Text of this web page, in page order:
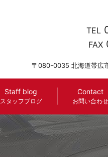
Staff blog
スタッフブログ
Contact
お問い合わせ
TEL
FAX
〒080-0035 北海道帯広